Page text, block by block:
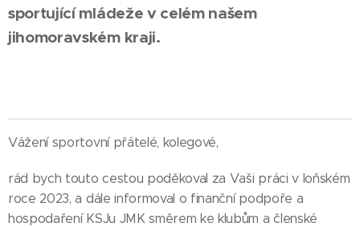
sportující mládeže v celém našem
jihomoravském kraji.
Vážení sportovní přátelé, kolegové,
rád bych touto cestou poděkoval za Vaši práci v loňském
roce 2023, a dále informoval o finanční podpoře a
hospodaření KSJu JMK směrem ke klubům a členské